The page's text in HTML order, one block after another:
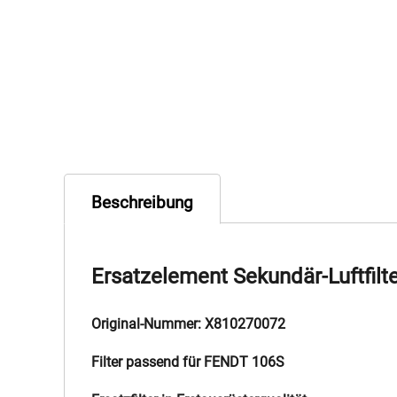
Beschreibung
Ersatzelement Sekundär-
Original-Nummer: X810270072
Filter passend für FENDT 106S